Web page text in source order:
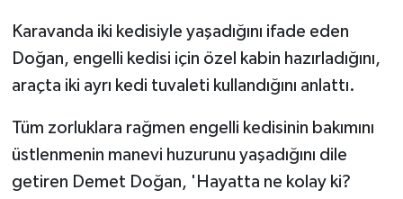
Karavanda iki kedisiyle yaşadığını ifade eden
Doğan, engelli kedisi için özel kabin hazırladığını,
araçta iki ayrı kedi tuvaleti kullandığını anlattı.
Tüm zorluklara rağmen engelli kedisinin bakımını
üstlenmenin manevi huzurunu yaşadığını dile
getiren Demet Doğan, 'Hayatta ne kolay ki?